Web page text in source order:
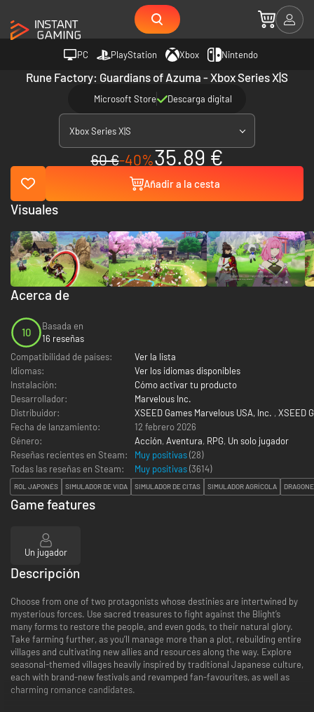
PC PlayStation Xbox Nintendo
Rune Factory: Guardians of Azuma - Xbox Series X|S
Microsoft Store Descarga digital
Xbox Series X|S
60 €-40%35.89 €
Añadir a la cesta
Acerca de
10
Basada en
16 reseñas
Compatibilidad de países:
Ver la lista
Idiomas:
Ver los idiomas disponibles
Instalación:
Cómo activar tu producto
Desarrollador:
Marvelous Inc.
Distribuidor:
XSEED Games Marvelous USA, Inc. , XSEED
Fecha de lanzamiento:
12 febrero 2026
Género:
Acción, Aventura, RPG, Un solo jugador
Reseñas recientes en Steam:
Muy positivas(28)
Todas las reseñas en Steam:
Muy positivas(3614)
ROL JAPONÉS SIMULADOR DE VIDA SIMULADOR DE CITAS SIMULADOR AGRÍCOLA
Visuales
Game features
Un jugador
Descripción
Choose from one of two protagonists whose destinies are intertwined by
mysterious forces. Use sacred treasures to fight against the Blight’s
many forms to restore the people, and even gods, to their natural glory.
Take farming further, as you’ll manage more than a plot, rebuilding entire
villages and cultivating new allies and resources along the way. Explore
seasonal-themed villages heavily inspired by traditional Japanese culture,
each with brand-new festivals and revamped fan-favourites, as well as
charming romance candidates.